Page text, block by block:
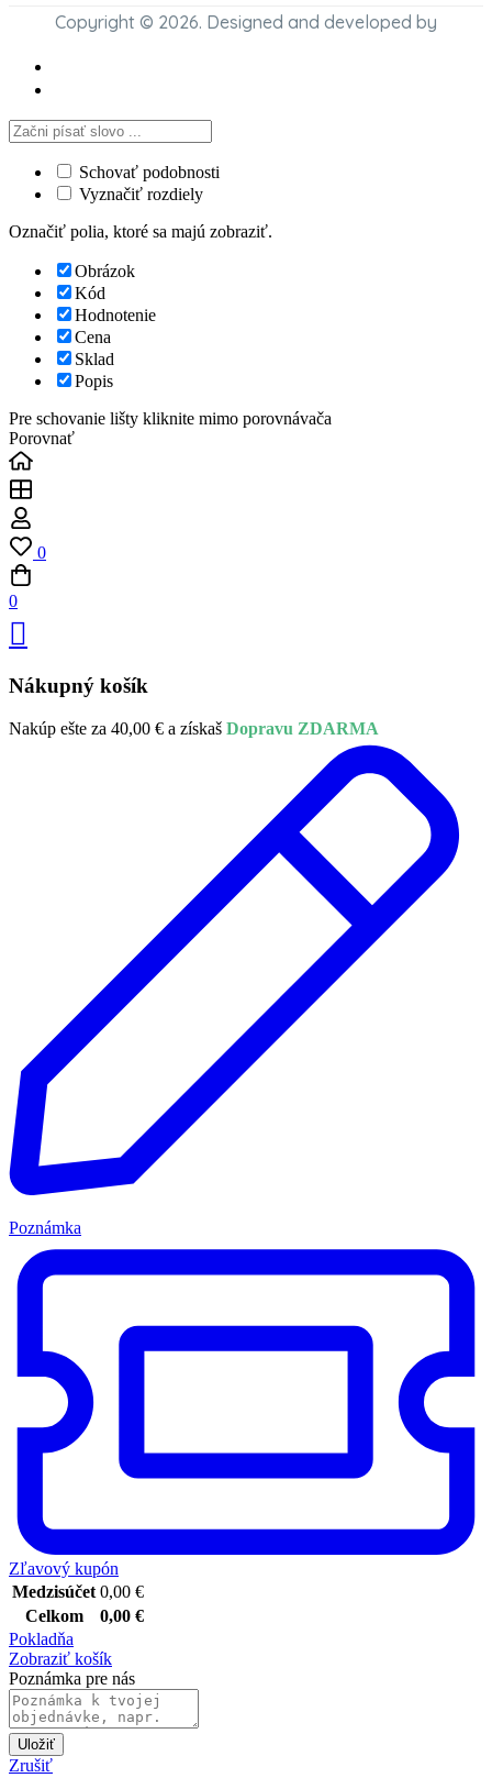
Copyright © 2026. Designed and developed by
Schovať podobnosti
Vyznačiť rozdiely
Označiť polia, ktoré sa majú zobraziť.
Obrázok
Kód
Hodnotenie
Cena
Sklad
Popis
Pre schovanie lišty kliknite mimo porovnávača
Porovnať
0
0
Nákupný košík
Nakúp ešte za 40,00 € a získaš Dopravu ZDARMA
Poznámka
Zľavový kupón
Medzisúčet 0,00 €
Celkom
0,00 €
Pokladňa
Zobraziť košík
Poznámka pre nás
Uložiť
Zrušiť